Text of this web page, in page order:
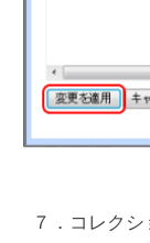
７．コレクシ